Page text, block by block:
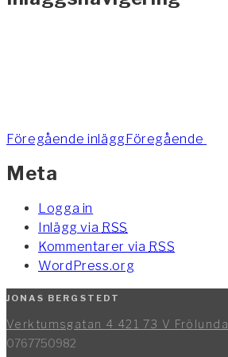
Föregående inläggFöregående
Meta
Logga in
Inlägg via RSS
Kommentarer via RSS
WordPress.org
JONAS BERGSTEDT
Verktumsgatan 4 421 73 V Frölunda
0767750982